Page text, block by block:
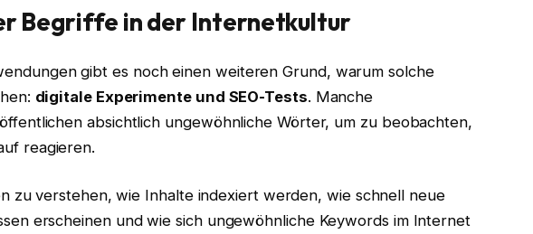
Begriffe in der Internetkultur
gibt es noch einen weiteren Grund, warum solche
digitale Experimente und SEO-Tests. Manche
absichtlich ungewöhnliche Wörter, um zu beobachten,
reagieren.
zu verstehen, wie Inhalte indexiert werden, wie schnell neue
erscheinen und wie sich ungewöhnliche Keywords im Internet